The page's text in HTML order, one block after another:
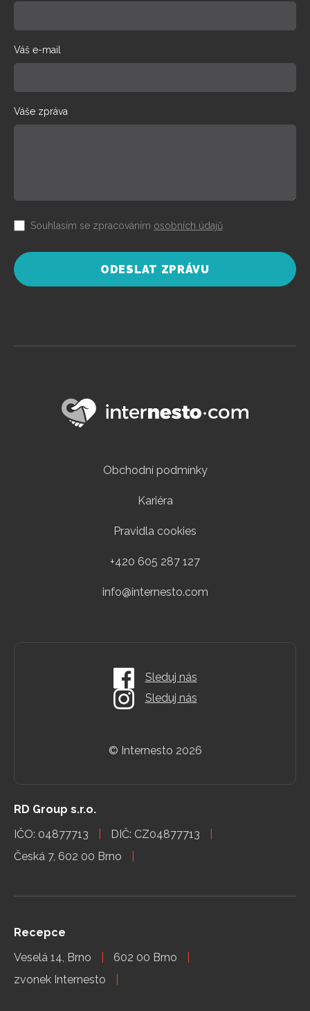
Váš e-mail
Váše zpráva
Souhlasím se zpracováním osobních údajů
ODESLAT ZPRÁVU
Obchodní podmínky
Kariéra
Pravidla cookies
+420 605 287 127
info@internesto.com
Sleduj nás
Sleduj nás
© Internesto 2026
RD Group s.r.o.
IČO: 04877713
DIČ: CZ04877713
Česká 7, 602 00 Brno
Recepce
Veselá 14, Brno
602 00 Brno
zvonek Internesto